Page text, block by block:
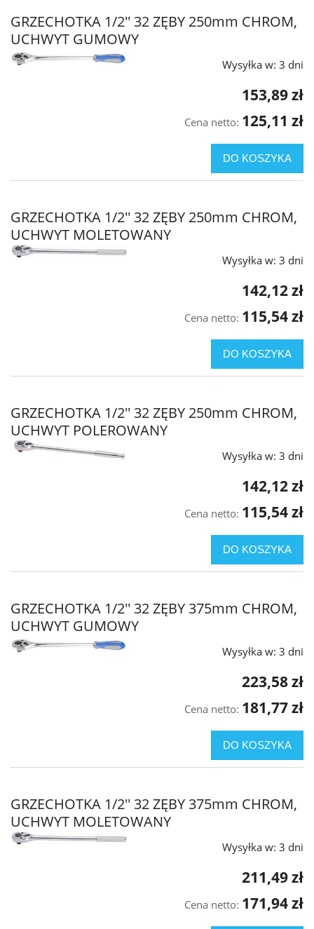
GRZECHOTKA 1/2'' 32 ZĘBY 250mm CHROM,
UCHWYT GUMOWY
Wysyłka w: 3 dni
153,89 zł
Cena netto: 125,11 zł
DO KOSZYKA
GRZECHOTKA 1/2'' 32 ZĘBY 250mm CHROM,
UCHWYT MOLETOWANY
Wysyłka w: 3 dni
142,12 zł
Cena netto: 115,54 zł
DO KOSZYKA
GRZECHOTKA 1/2'' 32 ZĘBY 250mm CHROM,
UCHWYT POLEROWANY
Wysyłka w: 3 dni
142,12 zł
Cena netto: 115,54 zł
DO KOSZYKA
GRZECHOTKA 1/2'' 32 ZĘBY 375mm CHROM,
UCHWYT GUMOWY
Wysyłka w: 3 dni
223,58 zł
Cena netto: 181,77 zł
DO KOSZYKA
GRZECHOTKA 1/2'' 32 ZĘBY 375mm CHROM,
UCHWYT MOLETOWANY
Wysyłka w: 3 dni
211,49 zł
Cena netto: 171,94 zł